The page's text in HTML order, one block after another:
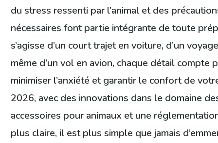
du stress ressenti par l’animal et des
nécessaires font partie intégrante de toute
s’agisse d’un court trajet en voiture, d’un
même d’un vol en avion, chaque détail compte
minimiser l’anxiété et garantir le confort de
2026, avec des innovations dans le domaine
accessoires pour animaux et une
plus claire, il est plus simple que jamais